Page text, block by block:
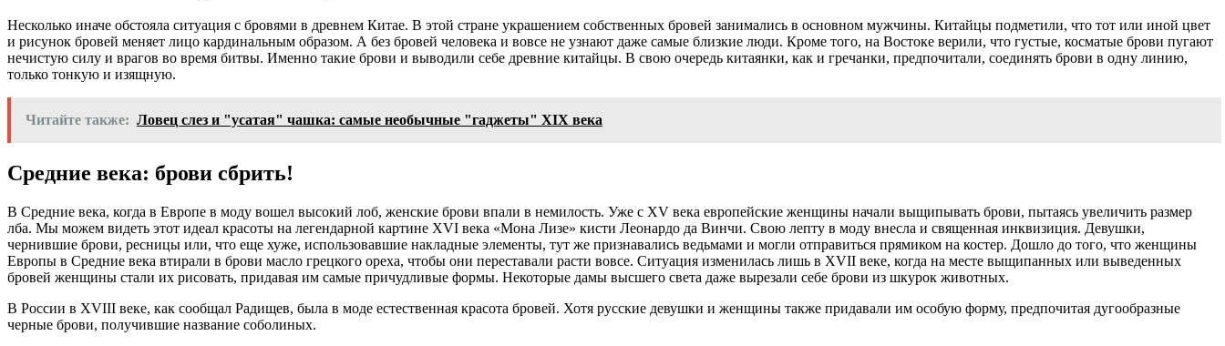
Несколько иначе обстояла ситуация с бровями в древнем Китае. В этой стране украшением собственных бровей занимались в основном мужчины. Китайцы подметили, что тот или иной цвет
и рисунок бровей меняет лицо кардинальным образом. А без бровей человека и вовсе не узнают даже самые близкие люди. Кроме того, на Востоке верили, что густые, косматые брови пугают
нечистую силу и врагов во время битвы. Именно такие брови и выводили себе древние китайцы. В свою очередь китаянки, как и гречанки, предпочитали, соединять брови в одну линию,
только тонкую и изящную.
Читайте также: Ловец слез и "усатая" чашка: самые необычные "гаджеты" XIX века
Средние века: брови сбрить!
В Средние века, когда в Европе в моду вошел высокий лоб, женские брови впали в немилость. Уже с XV века европейские женщины начали выщипывать брови, пытаясь увеличить размер
лба. Мы можем видеть этот идеал красоты на легендарной картине XVI века «Мона Лизе» кисти Леонардо да Винчи. Свою лепту в моду внесла и священная инквизиция. Девушки,
чернившие брови, ресницы или, что еще хуже, использовавшие накладные элементы, тут же признавались ведьмами и могли отправиться прямиком на костер. Дошло до того, что женщины
Европы в Средние века втирали в брови масло грецкого ореха, чтобы они переставали расти вовсе. Ситуация изменилась лишь в XVII веке, когда на месте выщипанных или выведенных
бровей женщины стали их рисовать, придавая им самые причудливые формы. Некоторые дамы высшего света даже вырезали себе брови из шкурок животных.
В России в XVIII веке, как сообщал Радищев, была в моде естественная красота бровей. Хотя русские девушки и женщины также придавали им особую форму, предпочитая дугообразные
черные брови, получившие название соболиных.